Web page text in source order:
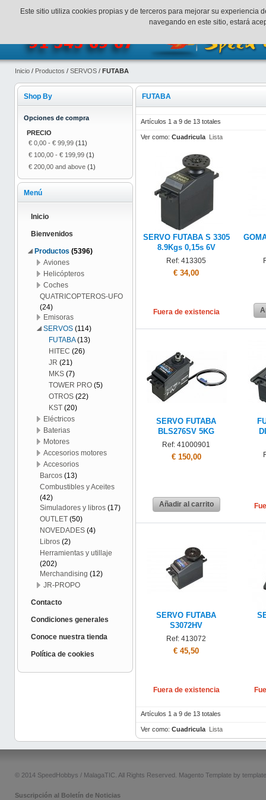
¡Bienvenidos a SpeedHobbys! Mi cuenta Finalizar
Inicio / Productos / SERVOS / FUTABA
FUTABA
Artículos 1 a 9 de 13 totales
Ver como: Cuadricula Lista
SERVO FUTABA S 3305
8.9Kgs 0,15s 6V
Ref: 413305
€ 34,00
Fuera de existencia
SERVO FUTABA
BLS276SV 5KG
Ref: 41000901
€ 150,00
Añadir al carrito
SERVO FUTABA
S3072HV
Ref: 413072
€ 45,50
Fuera de existencia
Artículos 1 a 9 de 13 totales
Ver como: Cuadricula Lista
Shop By
Opciones de compra
PRECIO
€ 0,00 - € 99,99 (11)
€ 100,00 - € 199,99 (1)
€ 200,00 and above (1)
Menú
Inicio
Bienvenidos
Productos (5396)
Aviones
Helicópteros
Coches
QUATRICOPTEROS-UFO
(24)
Emisoras
SERVOS (114)
FUTABA (13)
HITEC (26)
JR (21)
MKS (7)
TOWER PRO (5)
OTROS (22)
KST (20)
Eléctricos
Baterias
Motores
Accesorios motores
Accesorios
Barcos (13)
Combustibles y Aceites
(42)
Simuladores y libros (17)
OUTLET (50)
NOVEDADES (4)
Libros (2)
Herramientas y utillaje
(202)
Merchandising (12)
JR-PROPO
Contacto
Condiciones generales
Conoce nuestra tienda
Política de cookies
© 2014 SpeedHobbys / MalagaTIC. All Rights Reserved. Magento Template by
Suscripción al Boletín de Noticias
Este sitio utiliza cookies propias y de terceros para mejorar su
navegando en este sitio, estará